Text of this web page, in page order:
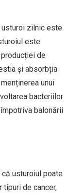
usturoi zilnic este
este
de
și absorbția
unui
bacteriilor
balonării
usturoiul poate
tipuri de cancer,